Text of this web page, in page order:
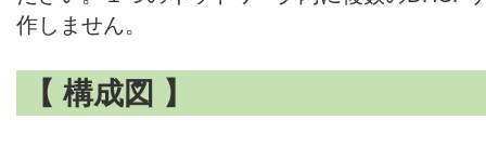
作しません。
【 構成図 】